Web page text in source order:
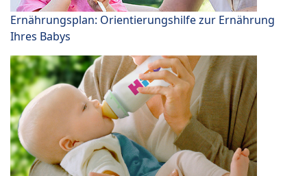
Ernährungsplan: Orientierungshilfe zur Ernährung
Ihres Babys